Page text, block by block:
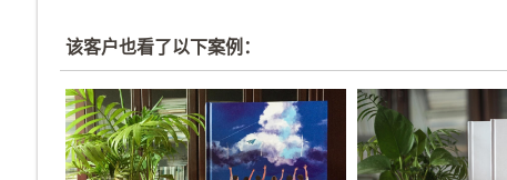
该客户也看了以下案例：